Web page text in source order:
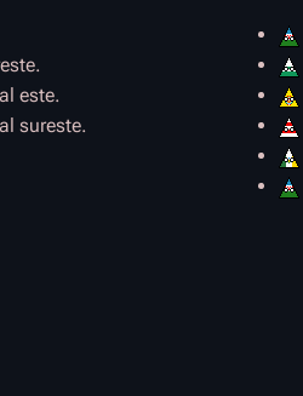
al este.
al sureste.